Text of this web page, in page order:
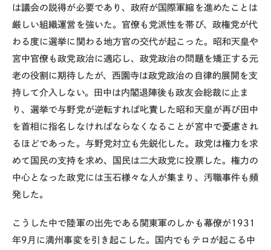
は議会の説得が必要であり、政府が国際軍縮を進めたことは
厳しい組織運営を強いた。官僚も党派性を帯び、政権党が代
わる度に選挙に関わる地方官の交代が起こった。昭和天皇や
宮中官僚も政党政治に適応し、政党政治の問題を矯正する元
老の役割に期待したが、西園寺は政党政治の自律的展開を支
持して介入しない。田中は内閣退陣後も政友会総裁に止ま
り、選挙で与野党が逆転すれば叱責した昭和天皇が再び田中
を首相に指名しなければならなくなることが宮中で憂慮され
るほどであった。与野党対立も先鋭化した。政党は権力を求
めて国民の支持を求め、国民は二大政党に投票した。権力の
中心となった政党には玉石様々な人が集まり、汚職事件も頻
発した。
こうした中で陸軍の出先である関東軍のしかも幕僚が1931
年9月に満州事変を引き起こした。国内でもテロが起こる中